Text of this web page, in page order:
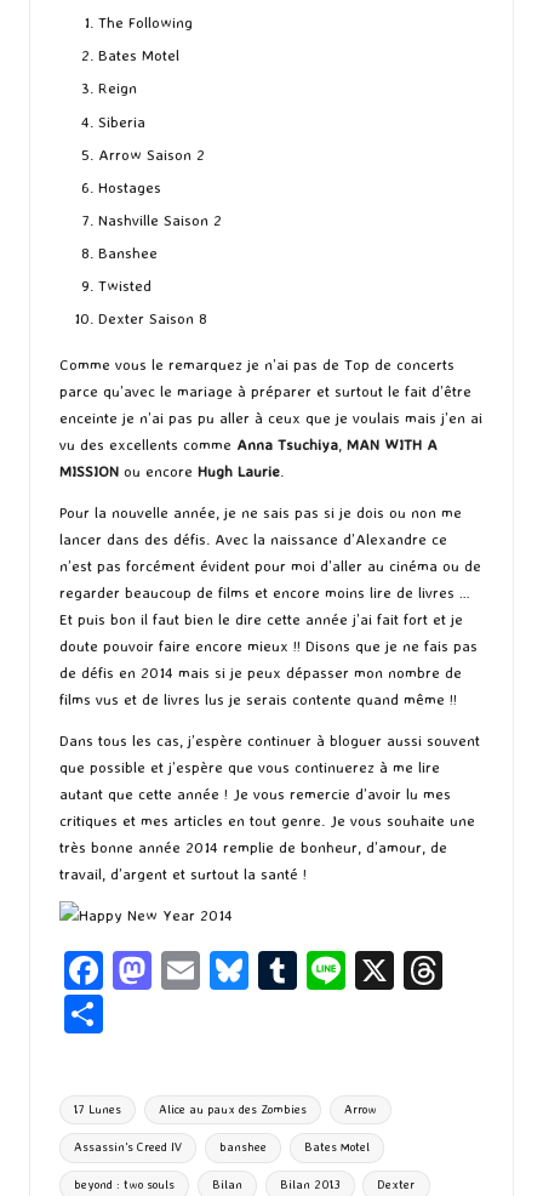
The Following
Bates Motel
Reign
Siberia
Arrow Saison 2
Hostages
Nashville Saison 2
Banshee
Twisted
Dexter Saison 8
Comme vous le remarquez je n’ai pas de Top de concerts
parce qu’avec le mariage à préparer et surtout le fait d’être
enceinte je n’ai pas pu aller à ceux que je voulais mais j’en ai
vu des excellents comme Anna Tsuchiya MAN WITH A
MISSION ou encore Hugh Laurie
Pour la nouvelle année, je ne sais pas si je dois ou non me
lancer dans des défis. Avec la naissance d’Alexandre ce
n’est pas forcément évident pour moi d’aller au cinéma ou de
regarder beaucoup de films et encore moins lire de livres …
Et puis bon il faut bien le dire cette année j’ai fait fort et je
doute pouvoir faire encore mieux !! Disons que je ne fais pas
de défis en 2014 mais si je peux dépasser mon nombre de
films vus et de livres lus je serais contente quand même !!
Dans tous les cas, j’espère continuer à bloguer aussi souvent
que possible et j’espère que vous continuerez à me lire
autant que cette année ! Je vous remercie d’avoir lu mes
critiques et mes articles en tout genre. Je vous souhaite une
très bonne année 2014 remplie de bonheur, d’amour, de
travail, d’argent et surtout la santé !
Fa
o
o
k
M
d
o
n
E
l
Bl
ky
T
bl
r
Li X
ta
g
er
Tags:
17 Lunes Alice au paux des Zombies Arrow
Assassin's Creed IV banshee Bates Motel
beyond : two souls Bilan Bilan 2013 Dexter